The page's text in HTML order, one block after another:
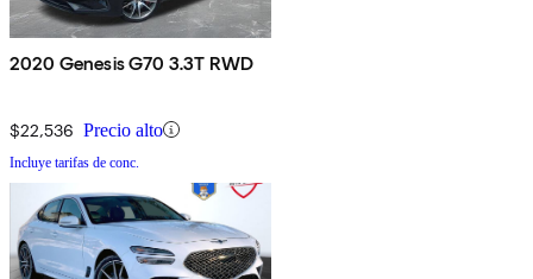
2020 Genesis G70 3.3T RWD
$22,536 Precio alto
Incluye tarifas de conc.